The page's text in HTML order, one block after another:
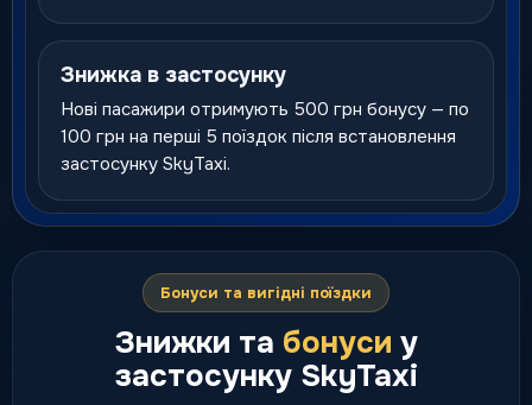
Знижка в застосунку
Нові пасажири отримують 500 грн бонусу — по
100 грн на перші 5 поїздок після встановлення
застосунку SkyTaxi.
Бонуси та вигідні поїздки
Знижки та бонуси у
застосунку SkyTaxi